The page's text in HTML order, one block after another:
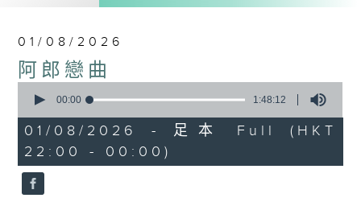
01/08/2026
阿郎戀曲
seconds
1
hour,
48
minutes,
12
seconds
00:00 1:48:12
01/08/2026 - 足本 Full (HKT
22:00 - 00:00)